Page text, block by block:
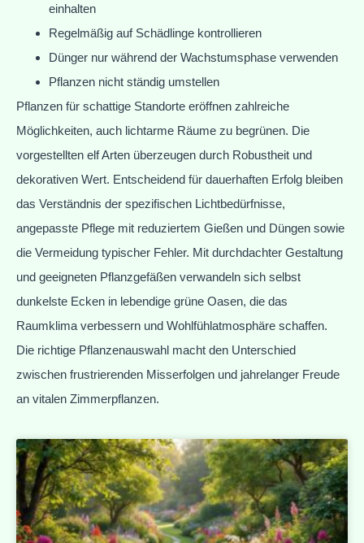
einhalten
Regelmäßig auf Schädlinge kontrollieren
Dünger nur während der Wachstumsphase verwenden
Pflanzen nicht ständig umstellen
Pflanzen für schattige Standorte eröffnen zahlreiche
Möglichkeiten, auch lichtarme Räume zu begrünen. Die
vorgestellten elf Arten überzeugen durch Robustheit und
dekorativen Wert. Entscheidend für dauerhaften Erfolg bleiben
das Verständnis der spezifischen Lichtbedürfnisse,
angepasste Pflege mit reduziertem Gießen und Düngen sowie
die Vermeidung typischer Fehler. Mit durchdachter Gestaltung
und geeigneten Pflanzgefäßen verwandeln sich selbst
dunkelste Ecken in lebendige grüne Oasen, die das
Raumklima verbessern und Wohlfühlatmosphäre schaffen.
Die richtige Pflanzenauswahl macht den Unterschied
zwischen frustrierenden Misserfolgen und jahrelanger Freude
an vitalen Zimmerpflanzen.